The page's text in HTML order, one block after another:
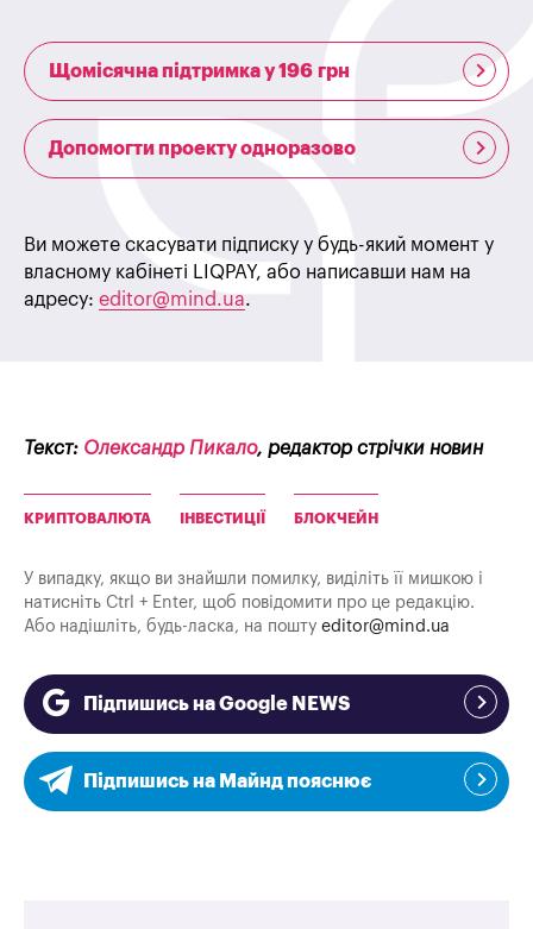
Щомісячна підтримка у 196 грн
Допомогти проекту одноразово
Ви можете скасувати підписку у будь-який момент у
власному кабінеті LIQPAY, або написавши нам на
адресу: editor@mind.ua.
Текст: Олександр Пикало, редактор стрічки новин
КРИПТОВАЛЮТА ІНВЕСТИЦІЇ БЛОКЧЕЙН
У випадку, якщо ви знайшли помилку, виділіть її мишкою і
натисніть Ctrl + Enter, щоб повідомити про це редакцію.
Або надішліть, будь-ласка, на пошту editor@mind.ua
Підпишись на Google NEWS
Підпишись на Майнд пояснює